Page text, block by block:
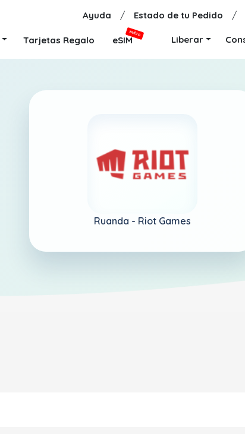
Ayuda / Estado de tu Pedido /
Tarjetas Regalo eSIM
NUEVO
Liberar
Ruanda - Riot Games